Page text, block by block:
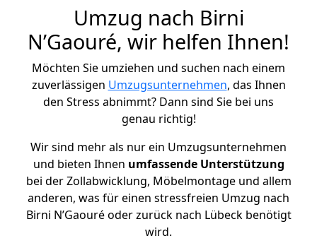
Umzug nach Birni
N’Gaouré, wir helfen Ihnen!
Möchten Sie umziehen und suchen nach einem
zuverlässigen Umzugsunternehmen, das Ihnen
den Stress abnimmt? Dann sind Sie bei uns
genau richtig!
Wir sind mehr als nur ein Umzugsunternehmen
und bieten Ihnen umfassende Unterstützung
bei der Zollabwicklung, Möbelmontage und allem
anderen, was für einen stressfreien Umzug nach
Birni N’Gaouré oder zurück nach Lübeck benötigt
wird.